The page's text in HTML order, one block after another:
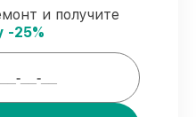
защищены
до 3 лет.
и получите
-25%